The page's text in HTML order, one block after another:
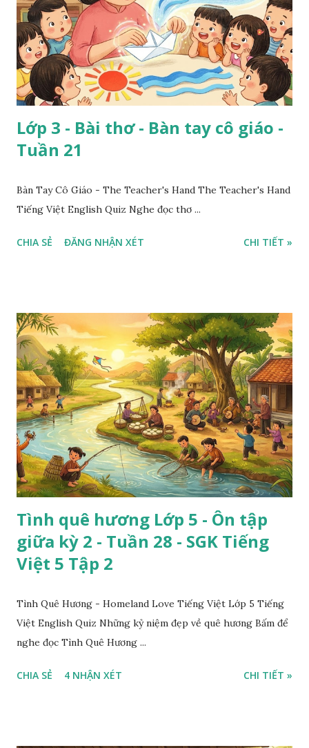
Lớp 3 - Bài thơ - Bàn tay cô giáo -
Tuần 21
Bàn Tay Cô Giáo - The Teacher's Hand The Teacher's Hand
Tiếng Việt English Quiz Nghe đọc thơ ...
CHIA SẺ ĐĂNG NHẬN XÉT CHI TIẾT »
Tình quê hương Lớp 5 - Ôn tập
giữa kỳ 2 - Tuần 28 - SGK Tiếng
Việt 5 Tập 2
Tình Quê Hương - Homeland Love Tiếng Việt Lớp 5 Tiếng
Việt English Quiz Những kỷ niệm đẹp về quê hương Bấm để
nghe đọc Tình Quê Hương ...
CHIA SẺ 4 NHẬN XÉT CHI TIẾT »